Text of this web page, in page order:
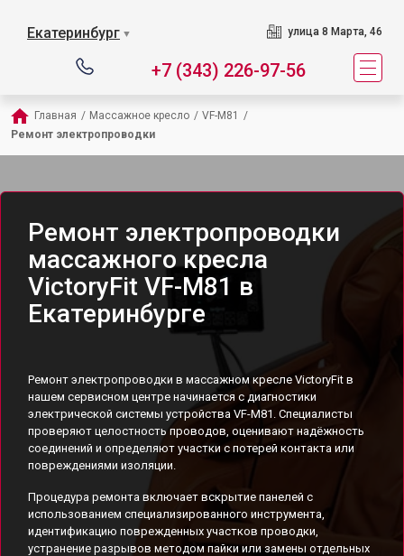
Екатеринбург ▼ улица 8 Марта, 46
+7 (343) 226-97-56
Главная / Массажное кресло / VF-M81
/
Ремонт электропроводки
Ремонт электропроводки
массажного кресла
VictoryFit VF-M81 в
Екатеринбурге
Ремонт электропроводки в массажном кресле VictoryFit в
нашем сервисном центре начинается с диагностики
электрической системы устройства VF-M81. Специалисты
проверяют целостность проводов, оценивают надёжность
соединений и определяют участки с потерей контакта или
повреждениями изоляции.
Процедура ремонта включает вскрытие панелей с
использованием специализированного инструмента,
идентификацию поврежденных участков проводки,
устранение разрывов методом пайки или замены отдельных